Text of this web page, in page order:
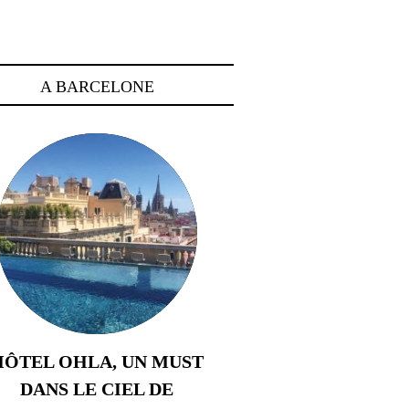
A BARCELONE
OHLA, UN MUST
DANS LE CIEL DE